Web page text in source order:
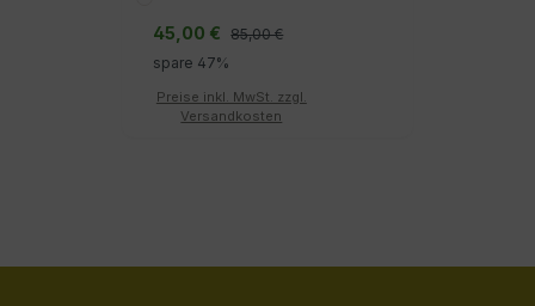
45,00 €
85,00 €
spare 47%
Preise inkl. MwSt. zzgl.
Versandkosten